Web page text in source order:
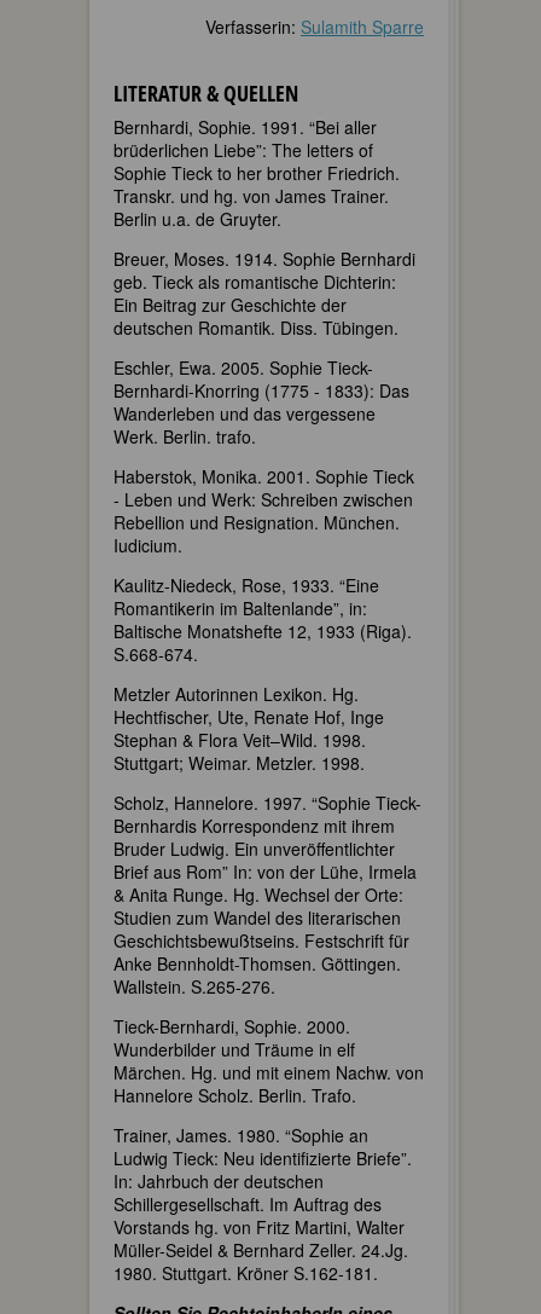
Verfasserin: Sulamith Sparre
LITERATUR & QUELLEN
Bernhardi, Sophie. 1991. “Bei aller
brüderlichen Liebe”: The letters of
Sophie Tieck to her brother Friedrich.
Transkr. und hg. von James Trainer.
Berlin u.a. de Gruyter.
Breuer, Moses. 1914. Sophie Bernhardi
geb. Tieck als romantische Dichterin:
Ein Beitrag zur Geschichte der
deutschen Romantik. Diss. Tübingen.
Eschler, Ewa. 2005. Sophie Tieck-
Bernhardi-Knorring (1775 - 1833): Das
Wanderleben und das vergessene
Werk. Berlin. trafo.
Haberstok, Monika. 2001. Sophie Tieck
- Leben und Werk: Schreiben zwischen
Rebellion und Resignation. München.
Iudicium.
Kaulitz-Niedeck, Rose, 1933. “Eine
Romantikerin im Baltenlande”, in:
Baltische Monatshefte 12, 1933 (Riga).
S.668-674.
Metzler Autorinnen Lexikon. Hg.
Hechtfischer, Ute, Renate Hof, Inge
Stephan & Flora Veit–Wild. 1998.
Stuttgart; Weimar. Metzler. 1998.
Scholz, Hannelore. 1997. “Sophie Tieck-
Bernhardis Korrespondenz mit ihrem
Bruder Ludwig. Ein unveröffentlichter
Brief aus Rom” In: von der Lühe, Irmela
& Anita Runge. Hg. Wechsel der Orte:
Studien zum Wandel des literarischen
Geschichtsbewußtseins. Festschrift für
Anke Bennholdt-Thomsen. Göttingen.
Wallstein. S.265-276.
Tieck-Bernhardi, Sophie. 2000.
Wunderbilder und Träume in elf
Märchen. Hg. und mit einem Nachw. von
Hannelore Scholz. Berlin. Trafo.
Trainer, James. 1980. “Sophie an
Ludwig Tieck: Neu identifizierte Briefe”.
In: Jahrbuch der deutschen
Schillergesellschaft. Im Auftrag des
Vorstands hg. von Fritz Martini, Walter
Müller-Seidel & Bernhard Zeller. 24.Jg.
1980. Stuttgart. Kröner S.162-181.